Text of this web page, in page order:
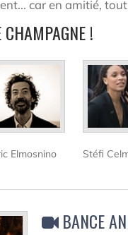
car en amitié,
!
Elmosnino Stéfi
BANCE